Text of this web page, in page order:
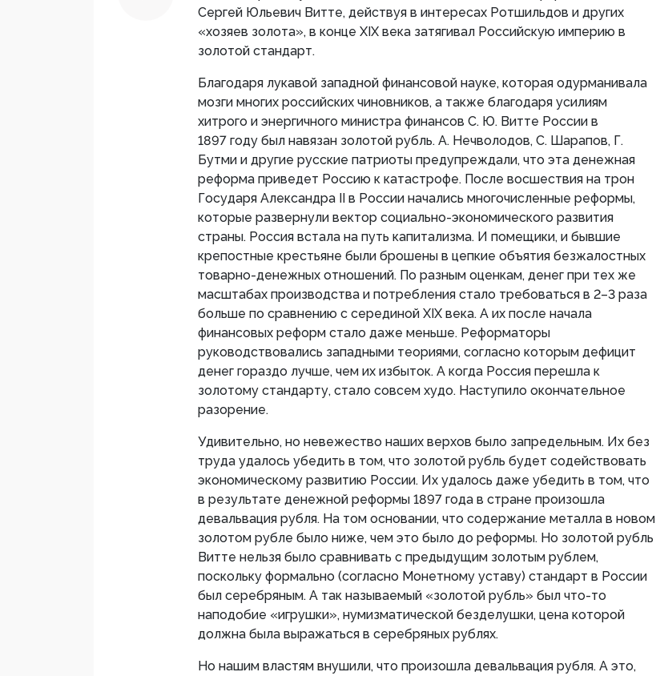
Сергей Юльевич Витте, действуя в интересах Ротшильдов и других
«хозяев золота», в конце XIX века затягивал Российскую империю в
золотой стандарт.
Благодаря лукавой западной финансовой науке, которая одурманивала
мозги многих российских чиновников, а также благодаря усилиям
хитрого и энергичного министра финансов С. Ю. Витте России в
1897 году был навязан золотой рубль. А. Нечволодов, С. Шарапов, Г.
Бутми и другие русские патриоты предупреждали, что эта денежная
реформа приведет Россию к катастрофе. После восшествия на трон
Государя Александра II в России начались многочисленные реформы,
которые развернули вектор социально-экономического развития
страны. Россия встала на путь капитализма. И помещики, и бывшие
крепостные крестьяне были брошены в цепкие объятия безжалостных
товарно-денежных отношений. По разным оценкам, денег при тех же
масштабах производства и потребления стало требоваться в 2–3 раза
больше по сравнению с серединой XIX века. А их после начала
финансовых реформ стало даже меньше. Реформаторы
руководствовались западными теориями, согласно которым дефицит
денег гораздо лучше, чем их избыток. А когда Россия перешла к
золотому стандарту, стало совсем худо. Наступило окончательное
разорение.
Удивительно, но невежество наших верхов было запредельным. Их без
труда удалось убедить в том, что золотой рубль будет содействовать
экономическому развитию России. Их удалось даже убедить в том, что
в результате денежной реформы 1897 года в стране произошла
девальвация рубля. На том основании, что содержание металла в новом
золотом рубле было ниже, чем это было до реформы. Но золотой рубль
Витте нельзя было сравнивать с предыдущим золотым рублем,
поскольку формально (согласно Монетному уставу) стандарт в России
был серебряным. А так называемый «золотой рубль» был что-то
наподобие «игрушки», нумизматической безделушки, цена которой
должна была выражаться в серебряных рублях.
Но нашим властям внушили, что произошла девальвация рубля. А это,